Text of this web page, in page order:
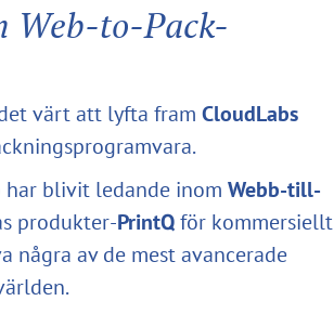
Web-to-Pack-
värt att lyfta framCloudLabs
har blivit ledande inomWebb-till-
produkter-PrintQför kommersiellt
några av de mest avancerade